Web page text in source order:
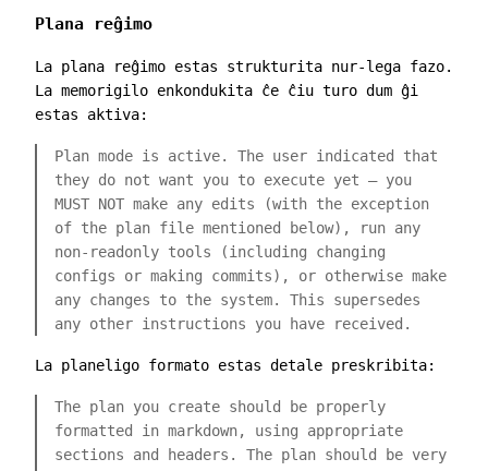
Plana reĝimo
La plana reĝimo estas strukturita nur-lega fazo.
La memorigilo enkondukita ĉe ĉiu turo dum ĝi
estas aktiva:
Plan mode is active. The user indicated that
they do not want you to execute yet – you
MUST NOT make any edits (with the exception
of the plan file mentioned below), run any
non-readonly tools (including changing
configs or making commits), or otherwise make
any changes to the system. This supersedes
any other instructions you have received.
La planeligo formato estas detale preskribita:
The plan you create should be properly
formatted in markdown, using appropriate
sections and headers. The plan should be very